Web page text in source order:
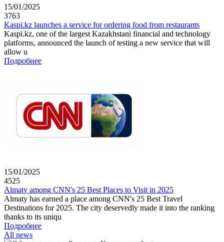
15/01/2025
3763
Kaspi.kz launches a service for ordering food from restaurants
Kaspi.kz, one of the largest Kazakhstani financial and technology
platforms, announced the launch of testing a new service that will
allow u
Подробнее
15/01/2025
4525
Almaty among CNN's 25 Best Places to Visit in 2025
Almaty has earned a place among CNN's 25 Best Travel
Destinations for 2025. The city deservedly made it into the ranking
thanks to its uniqu
Подробнее
All news